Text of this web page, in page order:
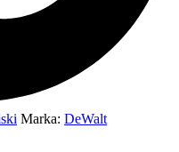
Marka: DeWalt